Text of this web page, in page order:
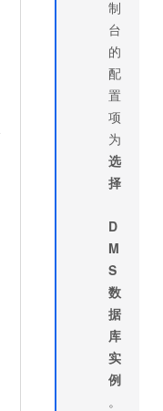
制
台
的
配
置
项
为
选
择
D
M
S
数
据
库
实
例
。